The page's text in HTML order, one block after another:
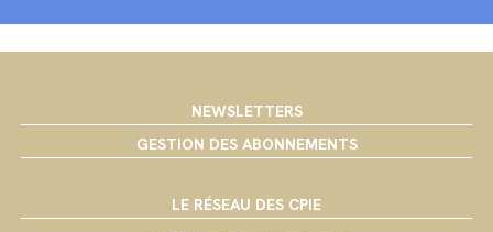
NEWSLETTERS
GESTION DES ABONNEMENTS
LE RÉSEAU DES CPIE